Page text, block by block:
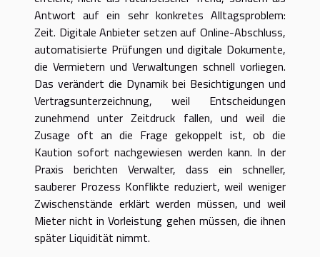
Antwort auf ein sehr konkretes Alltagsproblem:
Zeit. Digitale Anbieter setzen auf Online-Abschluss,
automatisierte Prüfungen und digitale Dokumente,
die Vermietern und Verwaltungen schnell vorliegen.
Das verändert die Dynamik bei Besichtigungen und
Vertragsunterzeichnung, weil Entscheidungen
zunehmend unter Zeitdruck fallen, und weil die
Zusage oft an die Frage gekoppelt ist, ob die
Kaution sofort nachgewiesen werden kann. In der
Praxis berichten Verwalter, dass ein schneller,
sauberer Prozess Konflikte reduziert, weil weniger
Zwischenstände erklärt werden müssen, und weil
Mieter nicht in Vorleistung gehen müssen, die ihnen
später Liquidität nimmt.